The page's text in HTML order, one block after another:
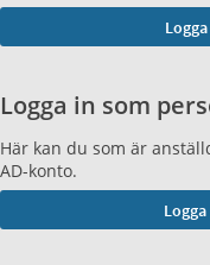
Logga in som
Här kan du som är
AD-konto.